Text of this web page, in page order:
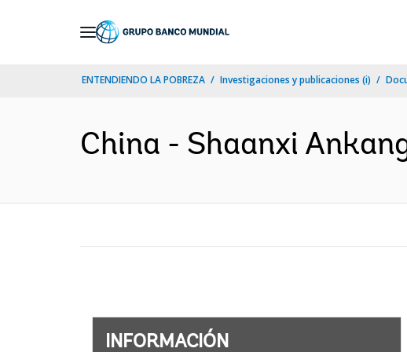
ENTENDIENDO LA POBREZA Investigaciones y publicaciones (i)
China - Shaanxi
INFORMACIÓN